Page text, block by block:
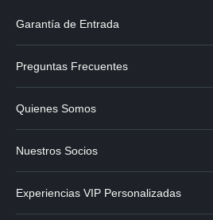
Garantía de Entrada
Preguntas Frecuentes
Quienes Somos
Nuestros Socios
Experiencias VIP Personalizadas